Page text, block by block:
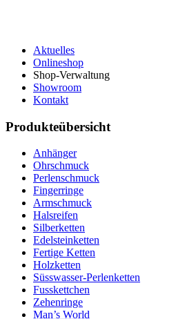
Aktuelles
Onlineshop
Shop-Verwaltung
Showroom
Kontakt
Produkteübersicht
Anhänger
Ohrschmuck
Perlenschmuck
Fingerringe
Armschmuck
Halsreifen
Silberketten
Edelsteinketten
Fertige Ketten
Holzketten
Süsswasser-Perlenketten
Fusskettchen
Zehenringe
Man’s World